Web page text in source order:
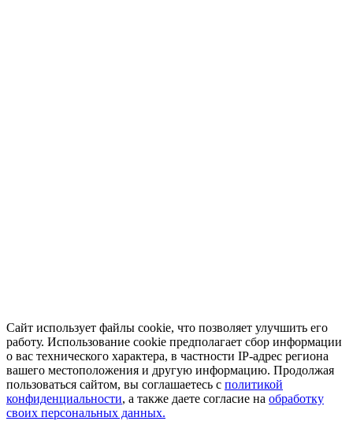
Сайт использует файлы cookie, что позволяет улучшить его
работу. Использование cookie предполагает сбор информации
о вас технического характера, в частности IP-адрес региона
вашего местоположения и другую информацию. Продолжая
пользоваться сайтом, вы соглашаетесь с политикой
конфиденциальности, а также даете согласие на обработку
своих персональных данных.